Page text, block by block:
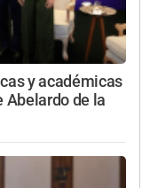
y académicas
Abelardo de la